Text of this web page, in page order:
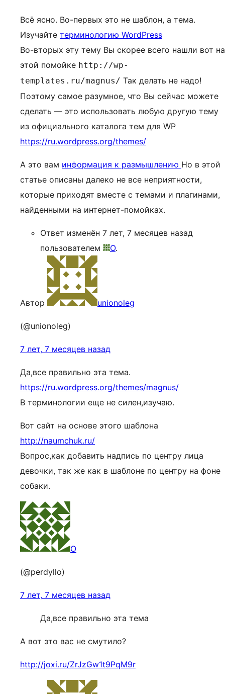
Всё ясно. Во-первых это не шаблон, а тема.
Изучайте терминологию WordPress
Во-вторых эту тему Вы скорее всего нашли вот на
этой помойке http://wp-
templates.ru/magnus/ Так делать не надо!
Поэтому самое разумное, что Вы сейчас можете
сделать — это использовать любую другую тему
из официального каталога тем для WP
https://ru.wordpress.org/themes/
А это вам информация к размышлению Но в этой
статье описаны далеко не все неприятности,
которые приходят вместе с темами и плагинами,
найденными на интернет-помойках.
Ответ изменён 7 лет, 7 месяцев назад
пользователем
O.
Автор unionoleg
(@unionoleg)
7 лет, 7 месяцев назад
Да,все правильно эта тема.
https://ru.wordpress.org/themes/magnus/
В терминологии еще не силен,изучаю.
Вот сайт на основе этого шаблона
http://naumchuk.ru/
Вопрос,как добавить надпись по центру лица
девочки, так же как в шаблоне по центру на фоне
собаки.
O
(@perdyllo)
7 лет, 7 месяцев назад
Да,все правильно эта тема
А вот это вас не смутило?
http://joxi.ru/ZrJzGw1t9PqM9r